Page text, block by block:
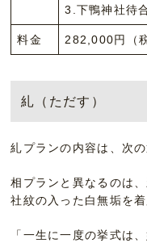
3.下鴨神社待
料金 282,000円（
糺（ただす）
糺プランの内容は、次の
相プランと異なるのは
社紋の入った白無垢を
「一生に一度の挙式は